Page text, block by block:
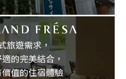
旅遊需求，
的完美結合，
值的住宿體驗